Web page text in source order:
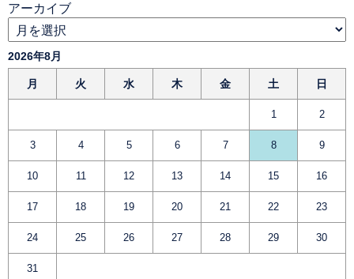
アーカイブ
2026年8月
月 火 水 木 金 土 日
1 2
3 4 5 6 7 8 9
10 11 12 13 14 15 16
17 18 19 20 21 22 23
24 25 26 27 28 29 30
31